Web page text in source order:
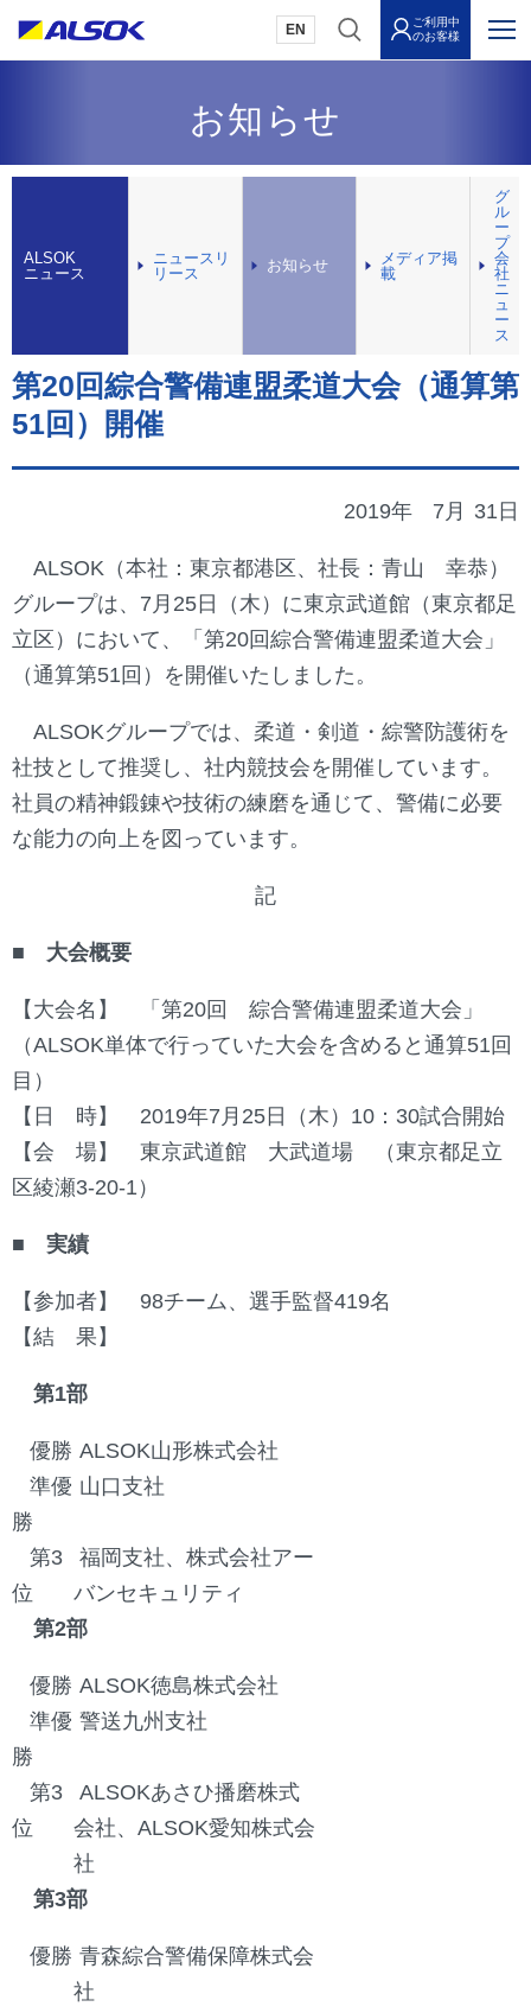
EN
ご利用中
のお客様
お知らせ
ALSOK
ニュース
ニュースリ
リース
お知らせ
メディア掲
載
グ
ル
ー
プ
会
社
ニ
ュ
ー
ス
第20回綜合警備連盟柔道大会（通算第
51回）開催
2019年 7月 31日
ALSOK（本社：東京都港区、社長：青山 幸恭）
グループは、7月25日（木）に東京武道館（東京都足
立区）において、「第20回綜合警備連盟柔道大会」
（通算第51回）を開催いたしました。
ALSOKグループでは、柔道・剣道・綜警防護術を
社技として推奨し、社内競技会を開催しています。
社員の精神鍛錬や技術の練磨を通じて、警備に必要
な能力の向上を図っています。
記
■ 大会概要
【大会名】 「第20回 綜合警備連盟柔道大会」
（ALSOK単体で行っていた大会を含めると通算51回
目）
【日 時】 2019年7月25日（木）10：30試合開始
【会 場】 東京武道館 大武道場 （東京都足立
区綾瀬3-20-1）
■ 実績
【参加者】 98チーム、選手監督419名
【結 果】
第1部
優勝 ALSOK山形株式会社
準優
勝
山口支社
第3
位
福岡支社、株式会社アー
バンセキュリティ
第2部
優勝 ALSOK徳島株式会社
準優
勝
警送九州支社
第3
位
ALSOKあさひ播磨株式
会社、ALSOK愛知株式会
社
第3部
優勝 青森綜合警備保障株式会
社